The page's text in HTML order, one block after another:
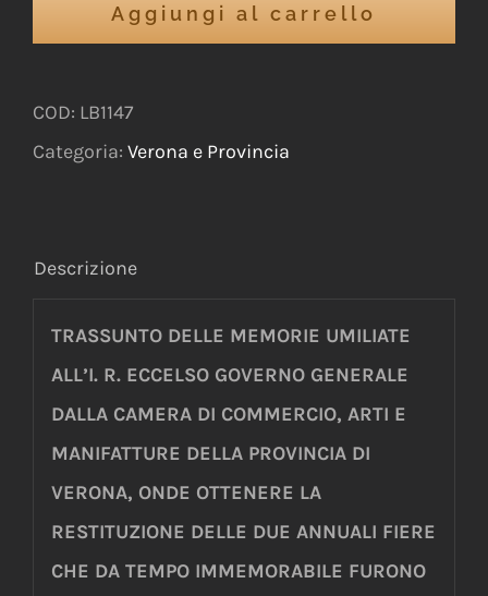
Aggiungi al carrello
COD: LB1147
Categoria: Verona e Provincia
Descrizione
TRASSUNTO DELLE MEMORIE UMILIATE
ALL’I. R. ECCELSO GOVERNO GENERALE
DALLA CAMERA DI COMMERCIO, ARTI E
MANIFATTURE DELLA PROVINCIA DI
VERONA, ONDE OTTENERE LA
RESTITUZIONE DELLE DUE ANNUALI FIERE
CHE DA TEMPO IMMEMORABILE FURONO